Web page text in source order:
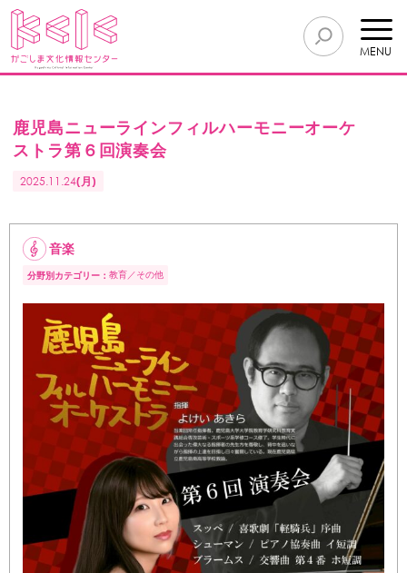
MENU
鹿児島ニューラインフィルハーモニーオーケ
ストラ第６回演奏会
2025.11.24(月)
音楽
分野別カテゴリー： 教育 その他